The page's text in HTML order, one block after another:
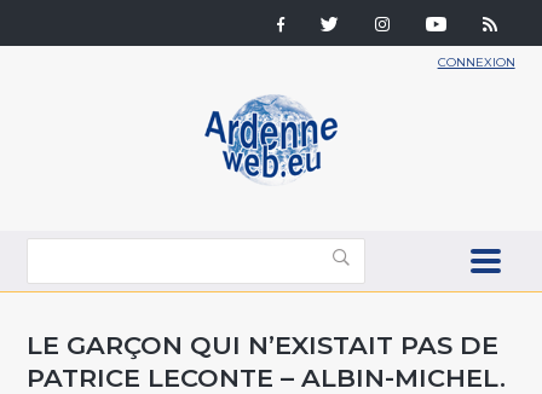
CONNEXION
LE GARÇON QUI N’EXISTAIT PAS DE
PATRICE LECONTE – ALBIN-MICHEL.